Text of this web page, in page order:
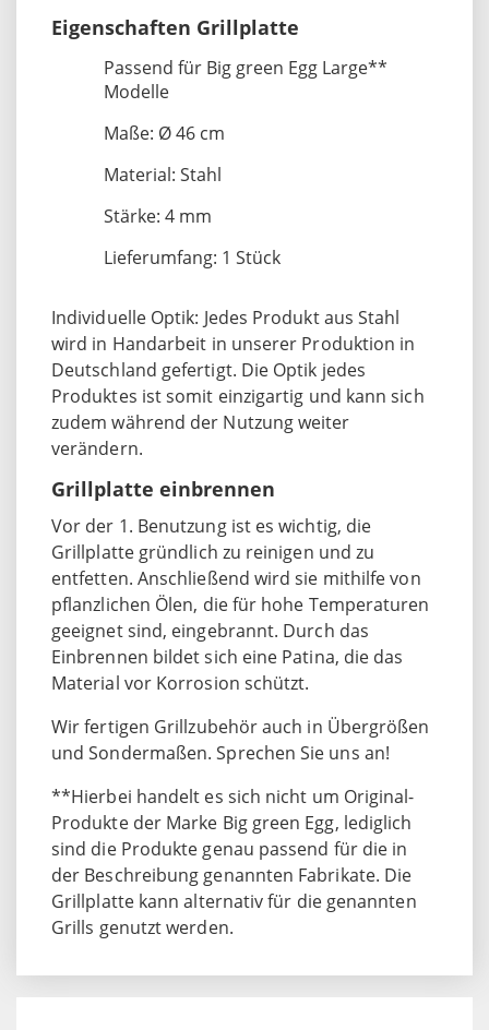
Eigenschaften Grillplatte
Passend für Big green Egg Large**
Modelle
Maße: Ø 46 cm
Material: Stahl
Stärke: 4 mm
Lieferumfang: 1 Stück
Individuelle Optik: Jedes Produkt aus Stahl
wird in Handarbeit in unserer Produktion in
Deutschland gefertigt. Die Optik jedes
Produktes ist somit einzigartig und kann sich
zudem während der Nutzung weiter
verändern.
Grillplatte einbrennen
Vor der 1. Benutzung ist es wichtig, die
Grillplatte gründlich zu reinigen und zu
entfetten. Anschließend wird sie mithilfe von
pflanzlichen Ölen, die für hohe Temperaturen
geeignet sind, eingebrannt. Durch das
Einbrennen bildet sich eine Patina, die das
Material vor Korrosion schützt.
Wir fertigen Grillzubehör auch in Übergrößen
und Sondermaßen. Sprechen Sie uns an!
**Hierbei handelt es sich nicht um Original-
Produkte der Marke Big green Egg, lediglich
sind die Produkte genau passend für die in
der Beschreibung genannten Fabrikate. Die
Grillplatte kann alternativ für die genannten
Grills genutzt werden.